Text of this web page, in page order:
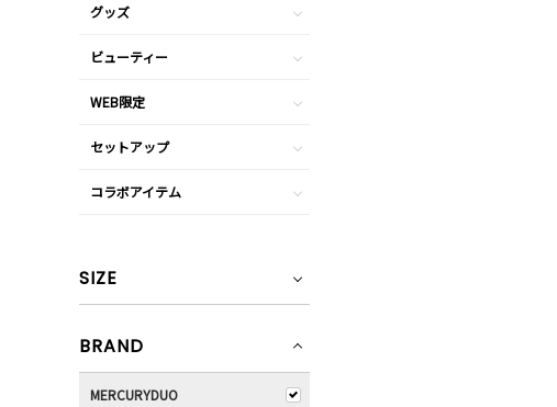
グッズ
ビューティー
WEB限定
セットアップ
コラボアイテム
SIZE
BRAND
MERCURYDUO